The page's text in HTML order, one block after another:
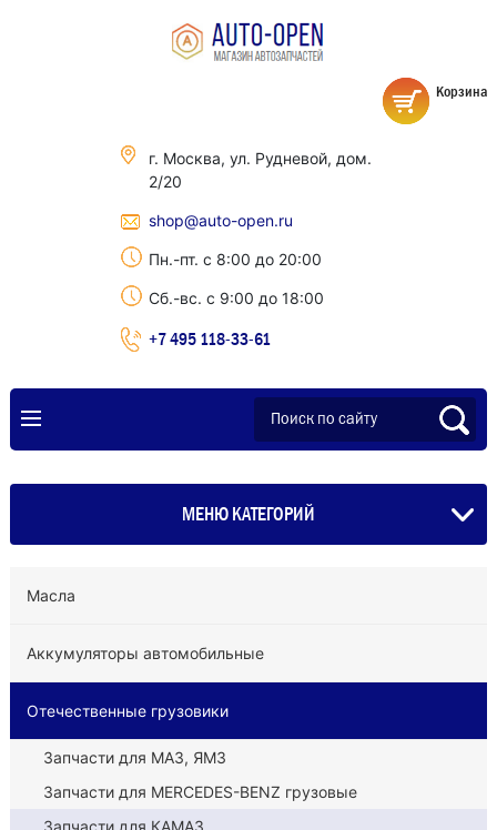
г. Москва, ул. Рудневой, дом.
2/20
shop@auto-open.ru
Пн.-пт. с 8:00 до 20:00
Сб.-вс. с 9:00 до 18:00
+7 495 118-33-61
Корзина
МЕНЮ КАТЕГОРИЙ
Масла
Аккумуляторы автомобильные
Отечественные грузовики
Запчасти для МАЗ, ЯМЗ
Запчасти для MERCEDES-BENZ грузовые
Запчасти для КАМАЗ